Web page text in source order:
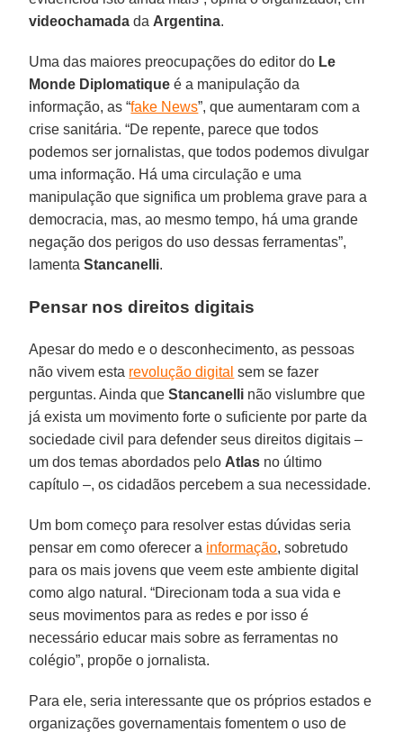
videochamada da Argentina.
Uma das maiores preocupações do editor do Le
Monde Diplomatique é a manipulação da
informação, as “fake News”, que aumentaram com a
crise sanitária. “De repente, parece que todos
podemos ser jornalistas, que todos podemos divulgar
uma informação. Há uma circulação e uma
manipulação que significa um problema grave para a
democracia, mas, ao mesmo tempo, há uma grande
negação dos perigos do uso dessas ferramentas”,
lamentaStancanelli.
Pensar nos direitos digitais
Apesar do medo e o desconhecimento, as pessoas
não vivem esta revolução digital sem se fazer
perguntas. Ainda queStancanelli não vislumbre que
já exista um movimento forte o suficiente por parte da
sociedade civil para defender seus direitos digitais –
um dos temas abordados pelo Atlas no último
capítulo –, os cidadãos percebem a sua necessidade.
Um bom começo para resolver estas dúvidas seria
pensar em como oferecer a informação, sobretudo
para os mais jovens que veem este ambiente digital
como algo natural. “Direcionam toda a sua vida e
seus movimentos para as redes e por isso é
necessário educar mais sobre as ferramentas no
colégio”, propõe o jornalista.
Para ele, seria interessante que os próprios estados e
organizações governamentais fomentem o uso de